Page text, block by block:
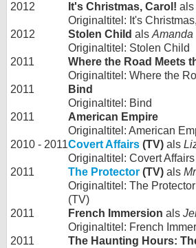
2012
It's Christmas, Carol! als
Originaltitel: It's
2012
Stolen Child als Amanda
Originaltitel: Stolen Child
2011
Where the Road Meets
Originaltitel: Where the
2011
Bind
Originaltitel: Bind
2011
American Empire
Originaltitel: American
2010 - 2011Covert Affairs (TV) als
Originaltitel: Covert
2011
The Protector (TV) als
Originaltitel: The
(TV)
2011
French Immersion als
Originaltitel: French
2011
The Haunting Hours: